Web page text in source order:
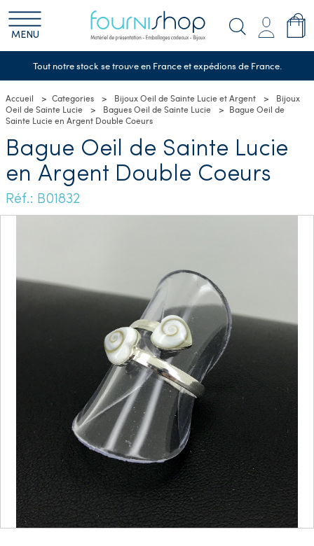
MENU
Tout notre stock se trouve en France et expédions de France.
Accueil Categories Bijoux Oeil de Sainte Lucie et Argent
Bijoux
Oeil de Sainte Lucie
Bagues Oeil de Sainte Lucie
Bague Oeil de
Sainte Lucie en Argent Double Coeurs
Bague Oeil de Sainte Lucie
en Argent Double Coeurs
Réf.: B01832